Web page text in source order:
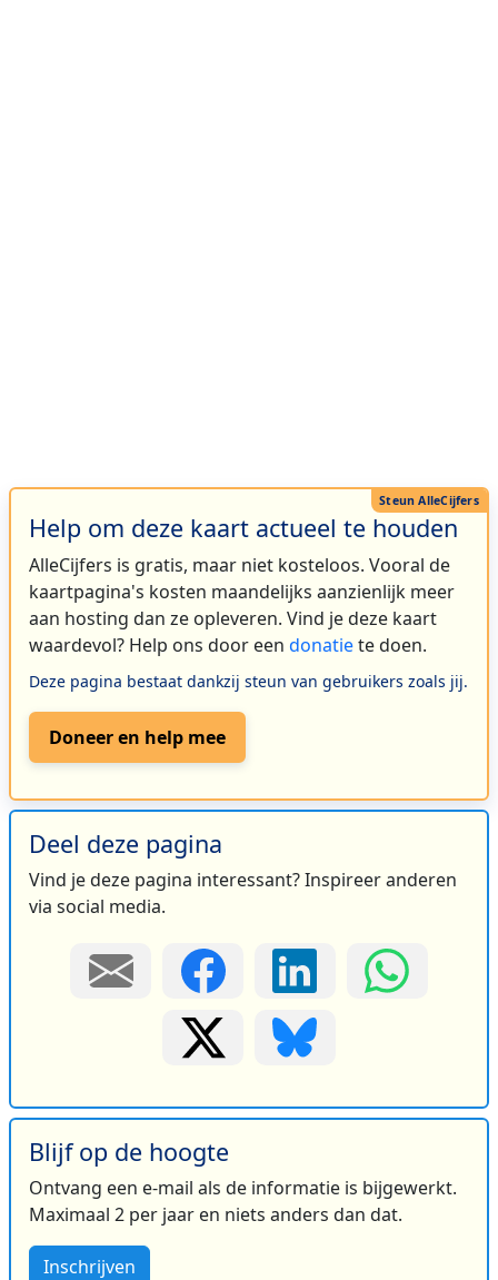
Help om deze kaart actueel te houden
AlleCijfers is gratis, maar niet kosteloos. Vooral de
kaartpagina's kosten maandelijks aanzienlijk meer
aan hosting dan ze opleveren. Vind je deze kaart
waardevol? Help ons door een donatiete doen.
Deze pagina bestaat dankzij steun van gebruikers zoals jij.
Doneer en help mee
Deel deze pagina
Vind je deze pagina interessant? Inspireer anderen
via social media.
Blijf op de hoogte
Ontvang een e-mail als de informatie is bijgewerkt.
Maximaal 2 per jaar en niets anders dan dat.
Inschrijven